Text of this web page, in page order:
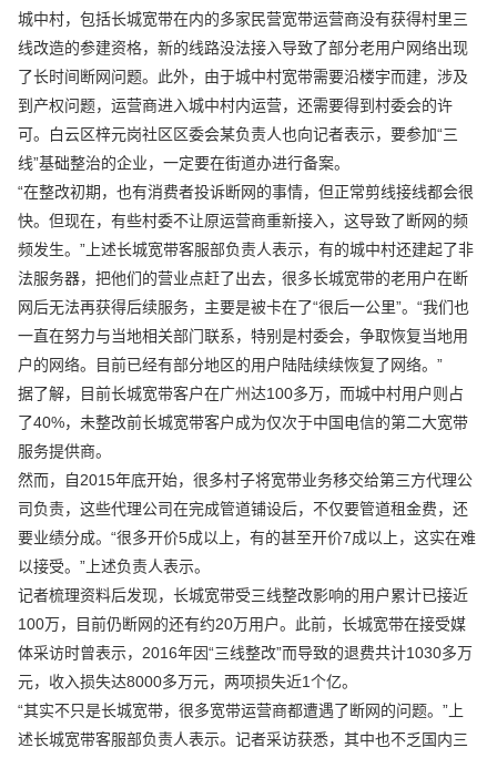
城中村，包括长城宽带在内的多家民营宽带运营商没有获得村里三
线改造的参建资格，新的线路没法接入导致了部分老用户网络出现
了长时间断网问题。此外，由于城中村宽带需要沿楼宇而建，涉及
到产权问题，运营商进入城中村内运营，还需要得到村委会的许
可。白云区梓元岗社区区委会某负责人也向记者表示，要参加“三
线”基础整治的企业，一定要在街道办进行备案。
“在整改初期，也有消费者投诉断网的事情，但正常剪线接线都会很
快。但现在，有些村委不让原运营商重新接入，这导致了断网的频
频发生。”上述长城宽带客服部负责人表示，有的城中村还建起了非
法服务器，把他们的营业点赶了出去，很多长城宽带的老用户在断
网后无法再获得后续服务，主要是被卡在了“很后一公里”。“我们也
一直在努力与当地相关部门联系，特别是村委会，争取恢复当地用
户的网络。目前已经有部分地区的用户陆陆续续恢复了网络。”
据了解，目前长城宽带客户在广州达100多万，而城中村用户则占
了40%，未整改前长城宽带客户成为仅次于中国电信的第二大宽带
服务提供商。
然而，自2015年底开始，很多村子将宽带业务移交给第三方代理公
司负责，这些代理公司在完成管道铺设后，不仅要管道租金费，还
要业绩分成。“很多开价5成以上，有的甚至开价7成以上，这实在难
以接受。”上述负责人表示。
记者梳理资料后发现，长城宽带受三线整改影响的用户累计已接近
100万，目前仍断网的还有约20万用户。此前，长城宽带在接受媒
体采访时曾表示，2016年因“三线整改”而导致的退费共计1030多万
元，收入损失达8000多万元，两项损失近1个亿。
“其实不只是长城宽带，很多宽带运营商都遭遇了断网的问题。”上
述长城宽带客服部负责人表示。记者采访获悉，其中也不乏国内三